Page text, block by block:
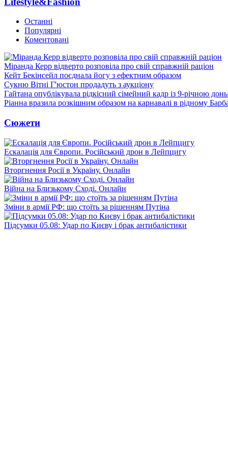
Останні
Популярні
Коментовані
Міранда Керр відверто розповіла про свій справжній раціон
Кейт Бекінсейл поєднала йогу з ефектним образом
Сукню Вітні Г'юстон продадуть з аукціону
Гайтана опублікувала рідкісний сімейний кадр із 9-річною
Ріанна вразила розкішним образом на карнавалі в рідному
Сюжети
Ескалація для Європи. Російський дрон в Лейпцигу
Вторгнення Росії в Україну. Онлайн
Війна на Близькому Сході. Онлайн
Зміни в армії РФ: що стоїть за рішенням Путіна
Підсумки 05.08: Удар по Києву і брак антибалістики